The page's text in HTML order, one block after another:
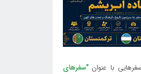
"سفرهای